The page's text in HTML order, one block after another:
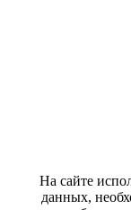
На сайте
данных,